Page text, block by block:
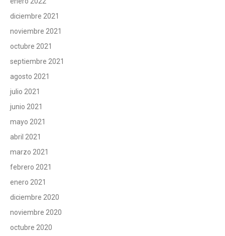
diciembre 2021
noviembre 2021
octubre 2021
septiembre 2021
agosto 2021
julio 2021
junio 2021
mayo 2021
abril 2021
marzo 2021
febrero 2021
enero 2021
diciembre 2020
noviembre 2020
octubre 2020